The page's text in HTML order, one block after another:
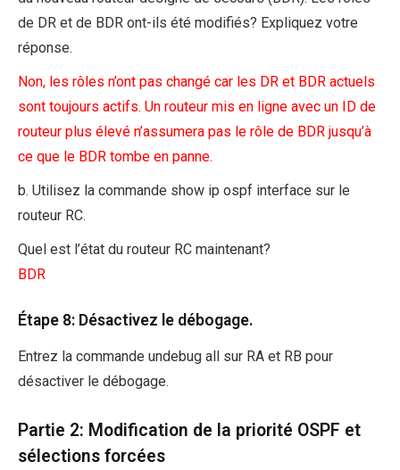
de DR et de BDR ont-ils été modifiés? Expliquez votre
réponse.
Non, les rôles n’ont pas changé car les DR et BDR actuels
sont toujours actifs. Un routeur mis en ligne avec un ID de
routeur plus élevé n’assumera pas le rôle de BDR jusqu’à
ce que le BDR tombe en panne.
b. Utilisez la commande show ip ospf interface sur le
routeur RC.
Quel est l’état du routeur RC maintenant?
BDR
Étape 8: Désactivez le débogage.
Entrez la commande undebug all sur RA et RB pour
désactiver le débogage.
Partie 2: Modification de la priorité OSPF et
sélections forcées